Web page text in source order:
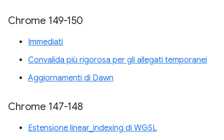
Chrome 149-150
Immediati
Convalida più rigorosa per gli allegati temporanei
Aggiornamenti di Dawn
Chrome 147-148
Estensione linear_indexing di WGSL